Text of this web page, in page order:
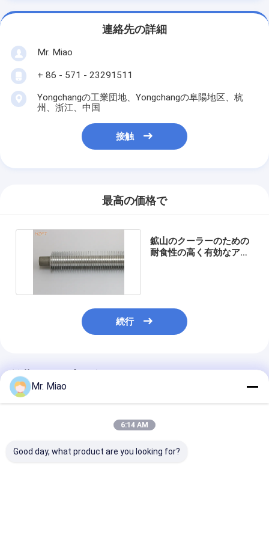
連絡先の詳細
Mr. Miao
+ 86 - 571 - 23291511
Yongchangの工業団地、Yongchangの阜陽地区、杭
州、浙江、中国
接触
最高の価格で
鉱山のクーラーのための
耐食性の高く有効なアル
続行
推薦されたプロダクト
Mr. Miao
6:14 AM
Good day, what product are you looking for?